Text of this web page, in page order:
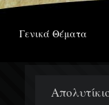
Γενικά Θέματα